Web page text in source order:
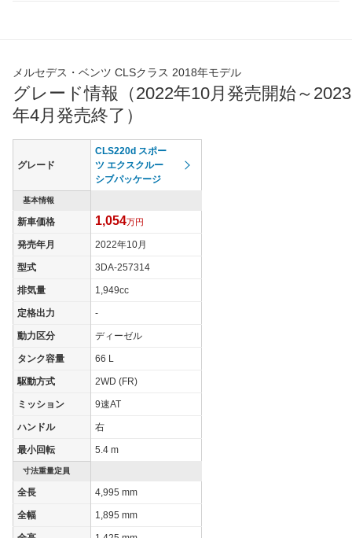
メルセデス・ベンツ CLSクラス 2018年モデル
グレード情報（2022年10月発売開始～2023
年4月発売終了）
グレード
CLS220d スポー
ツ エクスクルー
シブパッケージ
基本情報
新車価格 1,054万円
発売年月 2022年10月
型式 3DA-257314
排気量 1,949cc
定格出力 -
動力区分 ディーゼル
タンク容量 66 L
駆動方式 2WD (FR)
ミッション 9速AT
ハンドル 右
最小回転 5.4 m
寸法重量定員
全長 4,995 mm
全幅 1,895 mm